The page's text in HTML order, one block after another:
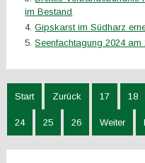
im Bestand
Gipskarst im Südharz
Seenfachtagung 2024 am
Start Zurück 17 18
24 25 26 Weiter